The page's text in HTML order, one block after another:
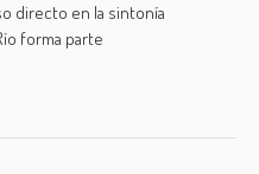
directo en la sintonía
forma parte